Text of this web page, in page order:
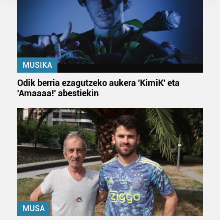
Guk eta gure bazkideek zure datu pertsonalak
prozesatzen ditugu, zure IP zenbakia, besteak beste,
teknologia erabiliz, cookieak adibidez, iragarki eta eduki
pertsonalizatuak eskaintzeko, iragarkiak eta edukia
neurtzeko, jendeari buruzko informazioa biltzeko eta
produktuak garatzeko. Zure datuak nork eta zertarako
erabiltzen dituen hauta dezakezu.
Bazkide batzuek ez dizute baimenik eskatzen, eta beren
interes komertzial legitimoetan babesten dira. Ikusi gure
bazkideen zerrenda, beren ustez zein helburutarako
duten interes legitimoa eta horren aurka nola egin
dezakezun ikusteko.
Lortu zure datu pertsonalak prozesatzeko moduari
buruzko informazio gehiago eta ezarri zure lehentasunak
datuen atalean. Edozein unetan alda edo ken dezakezu
zure baimena Cookieen adierazpenean.
MUSIKA
Odik berria ezagutzeko aukera 'KimiK' eta
'Amaaaa!' abestiekin
MUSA